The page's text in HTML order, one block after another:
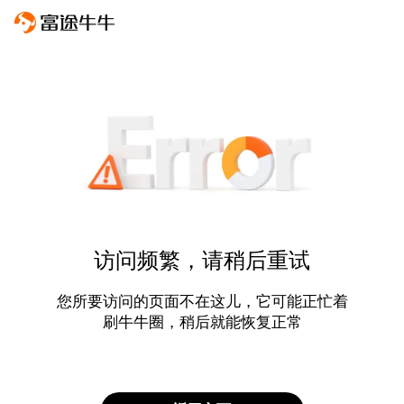
访问频繁，请稍后重试
您所要访问的页面不在这儿，它可能正忙着
刷牛牛圈，稍后就能恢复正常